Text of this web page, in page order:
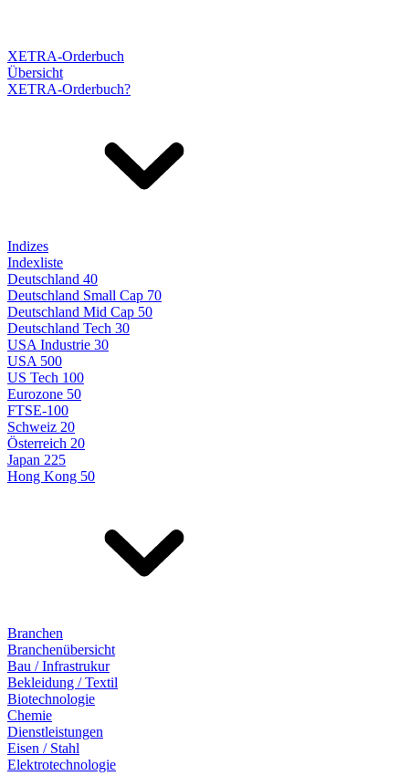
XETRA-Orderbuch
Übersicht
XETRA-Orderbuch?
Indizes
Indexliste
Deutschland 40
Deutschland Small Cap 70
Deutschland Mid Cap 50
Deutschland Tech 30
USA Industrie 30
USA 500
US Tech 100
Eurozone 50
FTSE-100
Schweiz 20
Österreich 20
Japan 225
Hong Kong 50
Branchen
Branchenübersicht
Bau / Infrastrukur
Bekleidung / Textil
Biotechnologie
Chemie
Dienstleistungen
Eisen / Stahl
Elektrotechnologie